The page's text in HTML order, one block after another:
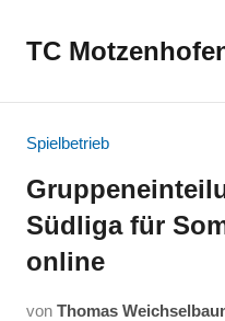
InhaltTC
Spielbetrieb
Südliga für
online
von Thomas